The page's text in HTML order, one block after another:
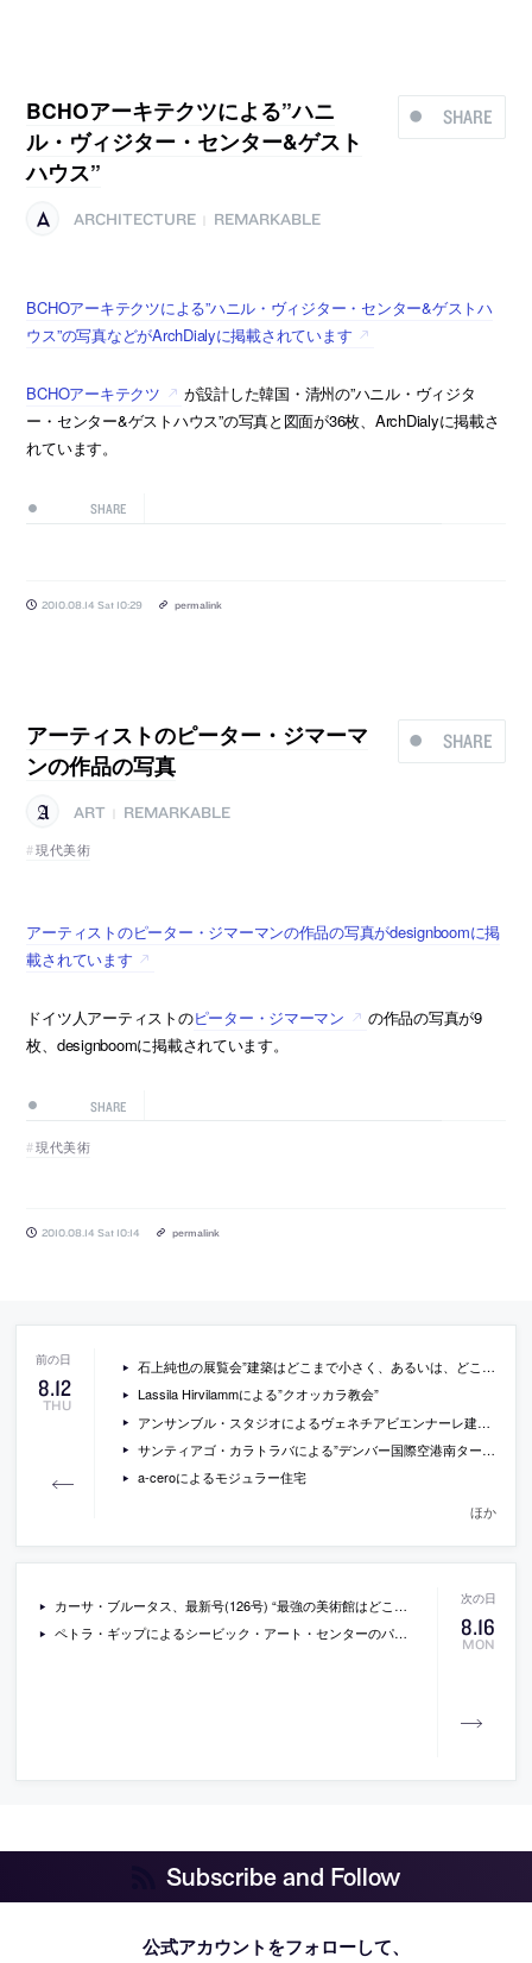
SHARE
BCHOアーキテクツによる”ハニ
ル・ヴィジター・センター&ゲスト
ハウス”
ARCHITECTURE REMARKABLE
BCHOアーキテクツによる”ハニル・ヴィジター・センター&ゲストハ
ウス”の写真などがArchDialyに掲載されています
BCHOアーキテクツ
が設計した韓国・清州の”ハニル・ヴィジタ
ー・センター&ゲストハウス”の写真と図面が36枚、ArchDialyに掲載さ
れています。
SHARE
2010.08.14 Sat 10:29 permalink
SHARE
アーティストのピーター・ジマーマ
ンの作品の写真
ART
REMARKABLE
現代美術
アーティストのピーター・ジマーマンの作品の写真がdesignboomに掲
載されています
ドイツ人アーティストのピーター・ジマーマン
の作品の写真が9
枚、designboomに掲載されています。
SHARE
現代美術
2010.08.14 Sat 10:14 permalink
8.12
THU
石上純也の展覧会”建築はどこまで小さく、あるいは、どこまで大きくひろがっていくのだろうか？”が資生堂ギャラリーで開催[2010/8/24-10/17]
Lassila Hirvilammによる”クオッカラ教会”
アンサンブル・スタジオによるヴェネチアビエンナーレ建築展のためのインスタレーション”balancing act”のプレビュー
サンティアゴ・カラトラバによる”デンバー国際空港南ターミナル”
a-ceroによるモジュラー住宅
ほか
8.16
MON
カーサ・ブルータス、最新号(126号) “最強の美術館はどこだ？”
ペトラ・ギップによるシービック・アート・センターのパヴィリオン”refugium”
Subscribe and Follow
公式アカウントをフォローして、